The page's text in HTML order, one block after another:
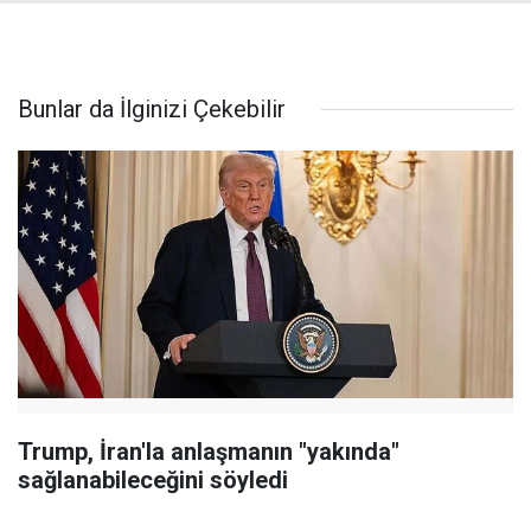
Bunlar da İlginizi Çekebilir
Trump, İran'la anlaşmanın "yakında"
sağlanabileceğini söyledi